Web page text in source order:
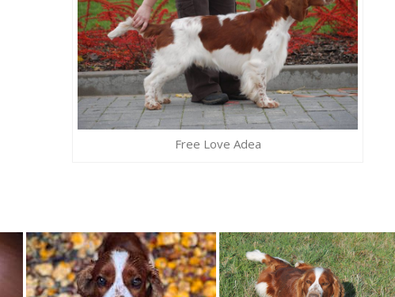
Free Love Adea